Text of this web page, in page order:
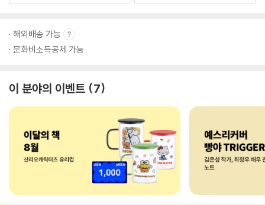
해외배송 가능
문화비소득공제 가능
이 분야의 이벤트 7